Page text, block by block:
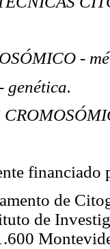
-
genética.
de
de